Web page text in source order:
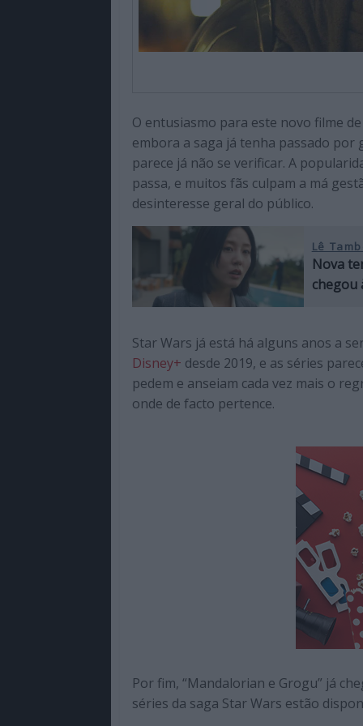
O entusiasmo para este novo filme de
embora a saga já tenha passado por
parece já não se verificar. A
passa, e muitos fãs culpam a má
desinteresse geral do público.
Lê
Nova
chegou
Star Wars já está há alguns anos a
Disney+ desde 2019, e as séries
pedem e anseiam cada vez mais o
onde de facto pertence.
Por fim, “Mandalorian e Grogu” já
séries da saga Star Wars estão